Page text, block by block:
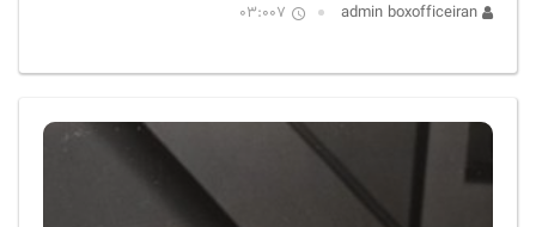
03:007